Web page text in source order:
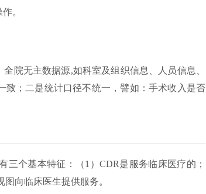
。
院无主数据源,如科室及组织信息、人员信息、
；二是统计口径不统一，譬如：手术收入是否
三个基本特征：（1）CDR是服务临床医疗的；
向临床医生提供服务。